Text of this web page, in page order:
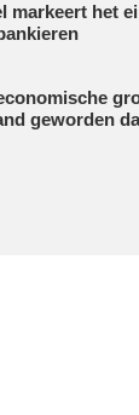
markeert het
geworden